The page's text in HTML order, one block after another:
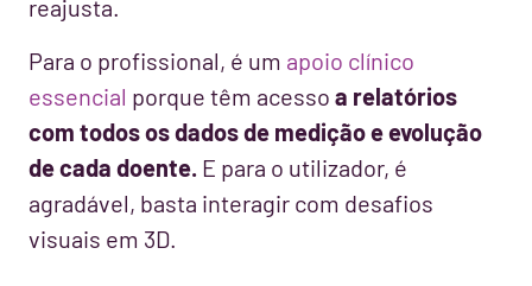
reajusta.
Para o profissional, é um apoio clínico
essencial porque têm acesso a relatórios
com todos os dados de medição e evolução
de cada doente. E para o utilizador, é
agradável, basta interagir com desafios
visuais em 3D.